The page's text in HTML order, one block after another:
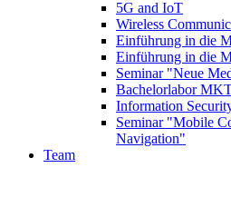
5G and IoT
Wireless
Einführung in die
Einführung in die
Seminar "Neue
Bachelorlabor
Information
Seminar "Mobile
Navigation"
Team